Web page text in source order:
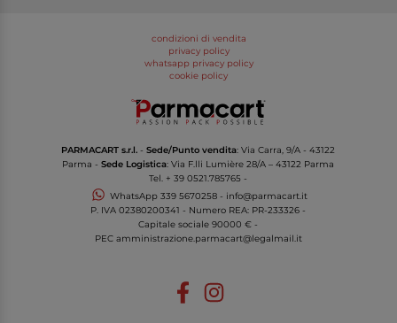
condizioni di vendita
privacy policy
whatsapp privacy policy
cookie policy
PARMACART s.r.l. -Sede/Punto vendita: Via Carra, 9/A - 43122
Parma -Sede Logistica: Via F.lli Lumière 28/A – 43122 Parma
Tel. + 39 0521.785765 -
WhatsApp 339 5670258- info@parmacart.it
P. IVA02380200341 - Numero REA: PR-233326 -
Capitale sociale 90000 € -
PEC amministrazione.parmacart@legalmail.it